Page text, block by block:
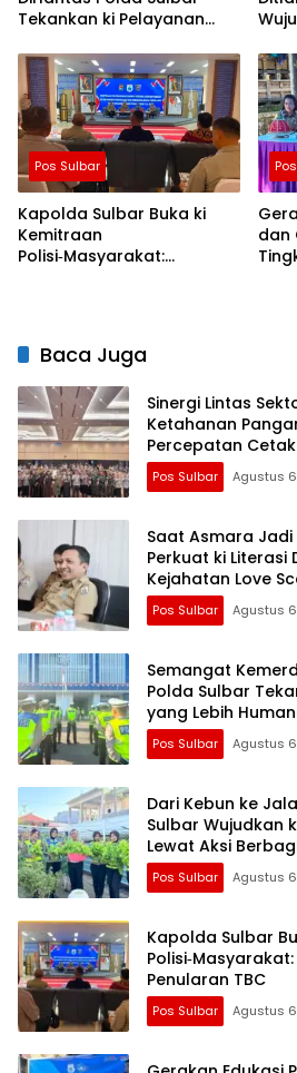
Tekankan ki Pelayanan
Menyentuh Hati
Pos Sulbar
Kapolda Sulbar Buka ki
Kemitraan
Polisi‑Masyarakat:
dan
Baca Juga
Sinergi Lintas
Ketahanan
Percepatan
Kekeringan
Pos Sulbar Agustus
Saat Asmara Jadi
Perkuat ki Literasi
Kejahatan Love
Pos Sulbar Agustus
Semangat
Polda Sulbar
yang Lebih
Pos Sulbar Agustus
Dari Kebun ke
Sulbar Wujudkan
Lewat Aksi
Pos Sulbar Agustus
Kapolda Sulbar
Penularan TBC
Pos Sulbar Agustus